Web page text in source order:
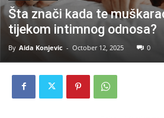
Šta znači kada te
tijekom intimnog odnosa?
By Aida Konjevic - October 12, 2025 0